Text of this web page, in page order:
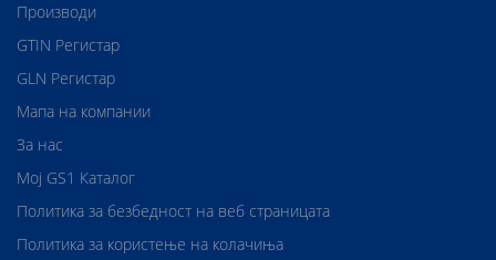
Производи
GTIN Регистар
GLN Регистар
Мапа на компании
За нас
Мој GS1 Каталог
Политика за безбедност на веб страницата
Политика за користење на колачиња